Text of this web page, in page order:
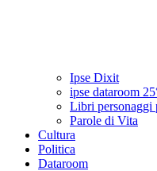
Ipse Dixit
ipse dataroom
Libri personaggi
Parole di Vita
Cultura
Politica
Dataroom